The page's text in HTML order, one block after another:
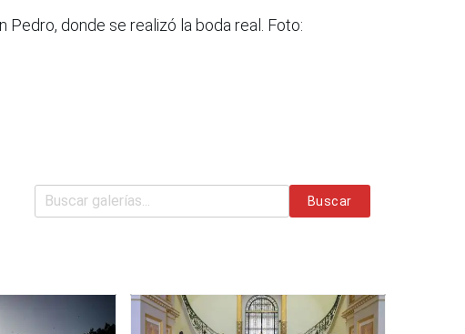
donde se realizó la boda real. Foto:
Buscar